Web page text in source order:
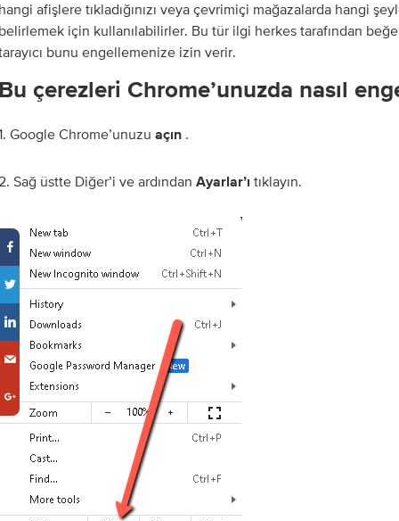
afişlere tıkladığınızı veya çevrimiçi mağazalarda hangi
için kullanılabilirler. Bu tür ilgi herkes tarafından
bunu engellemenize izin verir.
çerezleri Chrome’unuzda nasıl
Google Chrome’unuzu açın .
Sağ üstte Diğer’i ve ardından Ayarlar’ı tıklayın.